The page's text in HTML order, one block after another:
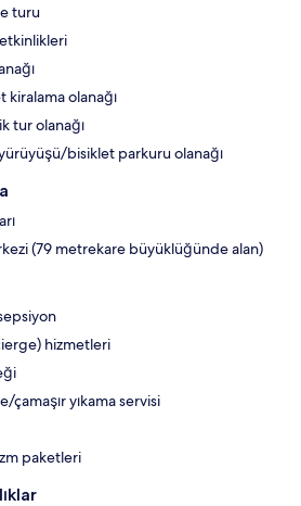
turu
etkinlikleri
kiralama olanağı
tur olanağı
bisiklet parkuru olanağı
(79 metrekare büyüklüğünde alan)
hizmetleri
çamaşır yıkama servisi
paketleri